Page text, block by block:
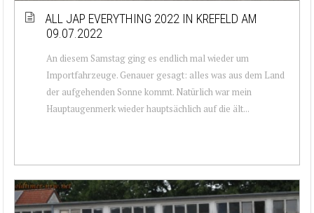
ALL JAP EVERYTHING 2022 IN KREFELD AM
09.07.2022
An diesem Samstag ging es endlich mal wieder um
Importfahrzeuge. Genauer gesagt: alles was aus dem Land
der aufgehenden Sonne kommt. Natürlich war mein
Hauptaugenmerk wieder hauptsächlich auf die ält...